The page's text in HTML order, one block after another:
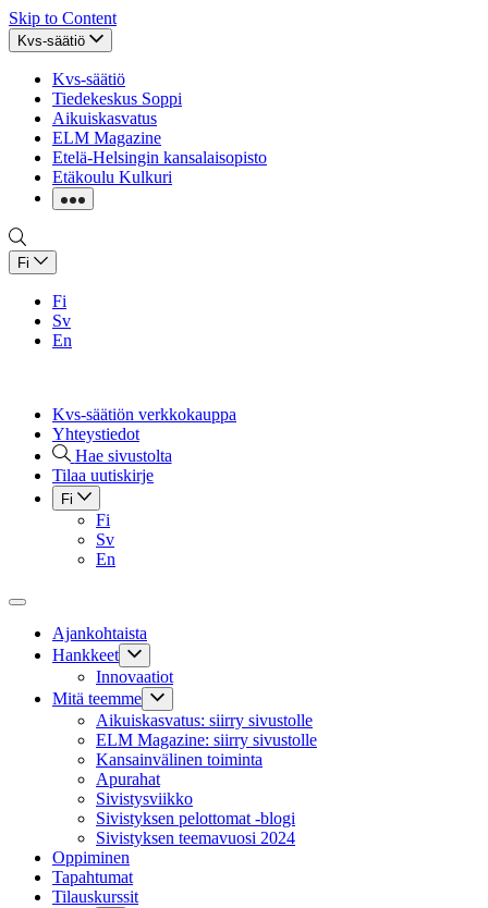
Skip to Content
Kvs-säätiö
Kvs-säätiö
Tiedekeskus Soppi
Aikuiskasvatus
ELM Magazine
Etelä-Helsingin kansalaisopisto
Etäkoulu Kulkuri
Fi
Fi
Sv
En
Kvs-säätiön verkkokauppa
Yhteystiedot
Hae sivustolta
Tilaa uutiskirje
Fi
Fi
Sv
En
Ajankohtaista
Hankkeet
Innovaatiot
Mitä teemme
Aikuiskasvatus: siirry sivustolle
ELM Magazine: siirry sivustolle
Kansainvälinen toiminta
Apurahat
Sivistysviikko
Sivistyksen pelottomat -blogi
Sivistyksen teemavuosi 2024
Oppiminen
Tapahtumat
Tilauskurssit